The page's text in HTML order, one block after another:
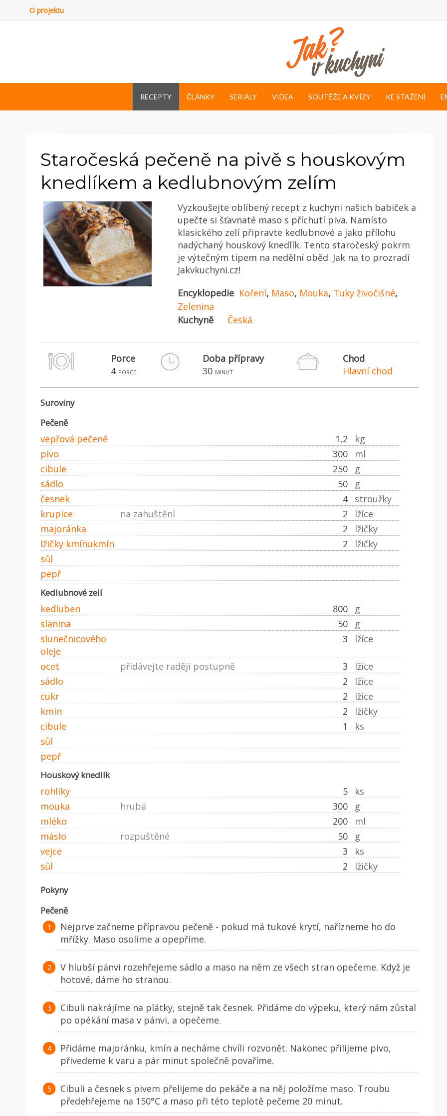
O projektu
RECEPTY ČLÁNKY SERIÁLY VIDEA SOUTĚŽE A KVÍZY KE STAŽENÍ
Staročeská pečeně na pivě s houskovým
knedlíkem a kedlubnovým zelím
Vyzkoušejte oblíbený recept z kuchyni našich babiček a
upečte si šťavnaté maso s příchutí piva. Namísto
klasického zelí připravte kedlubnové a jako přílohu
nadýchaný houskový knedlík. Tento staročeský pokrm
je výtečným tipem na nedělní oběd. Jak na to prozradí
Jakvkuchyni.cz!
Encyklopedie Koření, Maso, Mouka, Tuky živočišné,
Zelenina
Kuchyně
Česká
Porce
4 porce
Doba přípravy
30 minut
Chod
Hlavní chod
Suroviny
Pečeně
vepřová pečeně 1,2
kg
pivo
300
ml
cibule
250
g
sádlo
50
g
česnek
4
stroužky
krupice
2 lžíce
na zahuštění
majoránka
2
lžičky
lžičky kmínukmín
2
lžičky
sůl
pepř
Kedlubnové zelí
kedluben 800
g
slanina
50
g
slunečnicového
oleje
3 lžíce
ocet 3 lžíce
přidávejte raději postupně
sádlo
2
lžíce
cukr
2
lžíce
kmín
2
lžičky
cibule
1
ks
sůl
pepř
Houskový knedlík
rohlíky 5
ks
mouka
300 g
hrubá
mléko
200
ml
máslo
50 g
rozpuštěné
vejce
3
ks
sůl
2 lžičky
Pokyny
Pečeně
Nejprve začneme přípravou pečeně - pokud má tukové krytí, nařízneme ho do
mřížky. Maso osolíme a opepříme.
V hlubší pánvi rozehřejeme sádlo a maso na něm ze všech stran opečeme. Když je
hotové, dáme ho stranou.
Cibuli nakrájíme na plátky, stejně tak česnek. Přidáme do výpeku, který nám zůstal
po opékání masa v pánvi, a opečeme.
Přidáme majoránku, kmín a necháme chvíli rozvonět. Nakonec přilijeme pivo,
přivedeme k varu a pár minut společně povaříme.
Cibuli a česnek s pivem přelijeme do pekáče a na něj položíme maso. Troubu
předehřejeme na 150°C a maso při této teplotě pečeme 20 minut.